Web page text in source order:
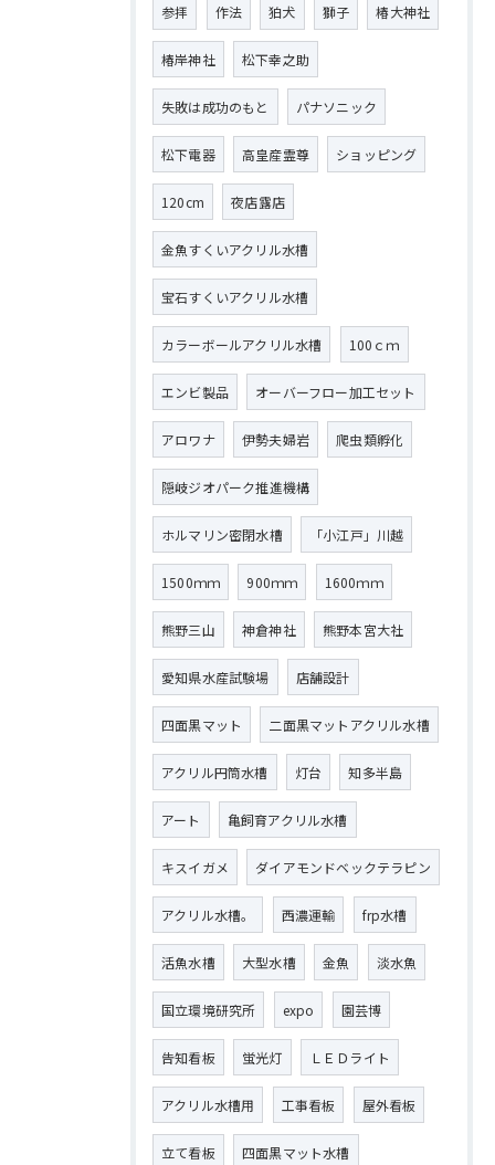
参拝 作法 狛犬 獅子 椿大神社
椿岸神社 松下幸之助
失敗は成功のもと パナソニック
松下電器 高皇産霊尊 ショッピング
120cm 夜店露店
金魚すくいアクリル水槽
宝石すくいアクリル水槽
カラーボールアクリル水槽 100ｃｍ
エンビ製品 オーバーフロー加工セット
アロワナ 伊勢夫婦岩 爬虫類孵化
隠岐ジオパーク推進機構
ホルマリン密閉水槽 「小江戸」川越
1500ｍｍ 900ｍｍ 1600ｍｍ
熊野三山 神倉神社 熊野本宮大社
愛知県水産試験場 店舗設計
四面黒マット 二面黒マットアクリル水槽
アクリル円筒水槽 灯台 知多半島
アート 亀飼育アクリル水槽
キスイガメ ダイアモンドベックテラピン
アクリル水槽。 西濃運輸 frp水槽
活魚水槽 大型水槽 金魚 淡水魚
国立環境研究所 expo 園芸博
告知看板 蛍光灯 ＬＥＤライト
アクリル水槽用 工事看板 屋外看板
立て看板 四面黒マット水槽